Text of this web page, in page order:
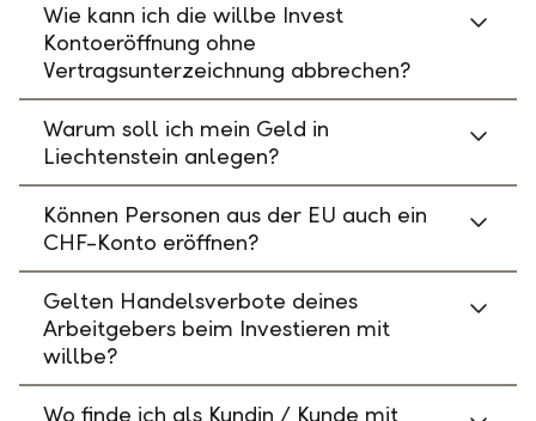
Wie kann ich die willbe Invest
Kontoeröffnung ohne
Vertragsunterzeichnung abbrechen?
Warum soll ich mein Geld in
Liechtenstein anlegen?
Können Personen aus der EU auch ein
CHF-Konto eröffnen?
Gelten Handelsverbote deines
Arbeitgebers beim Investieren mit
willbe?
Wo finde ich als Kundin / Kunde mit